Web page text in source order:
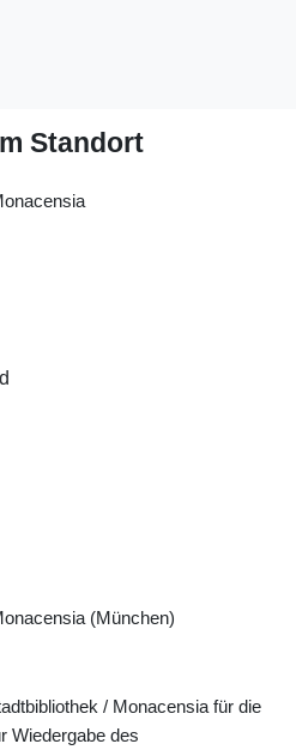
Standort
(München)
/ Monacensia für die
Wiedergabe des